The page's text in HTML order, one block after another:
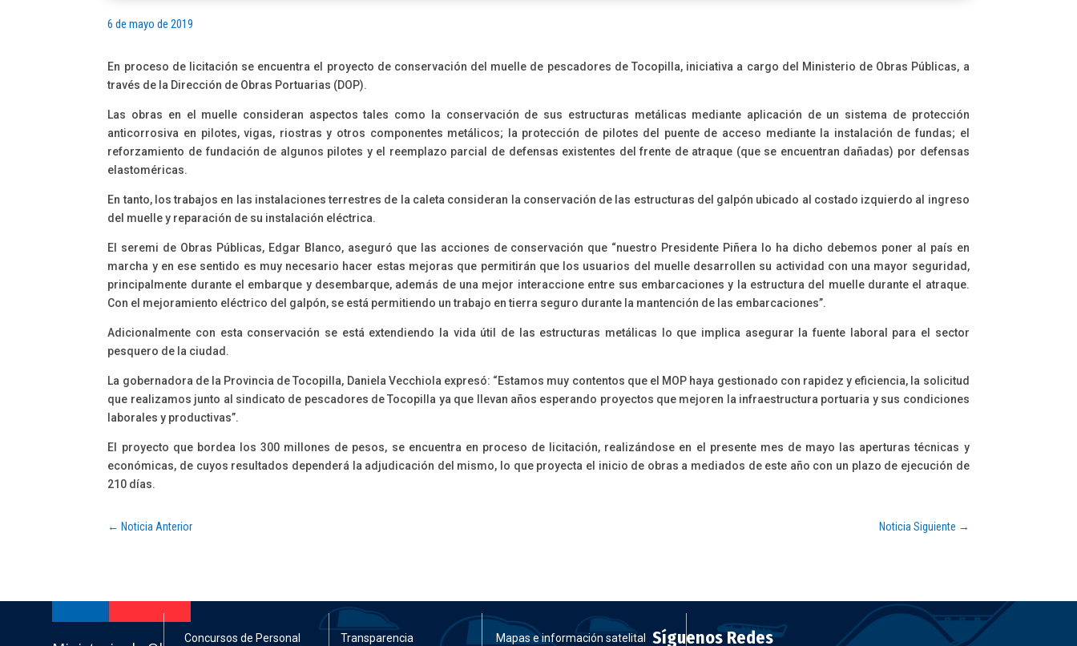
6 de mayo de 2019
En proceso de licitación se encuentra el proyecto de conservación del muelle de pescadores de Tocopilla, iniciativa a cargo del Ministerio de Obras Públicas, a
través de la Dirección de Obras Portuarias (DOP).
Las obras en el muelle consideran aspectos tales como la conservación de sus estructuras metálicas mediante aplicación de un sistema de protección
anticorrosiva en pilotes, vigas, riostras y otros componentes metálicos; la protección de pilotes del puente de acceso mediante la instalación de fundas; el
reforzamiento de fundación de algunos pilotes y el reemplazo parcial de defensas existentes del frente de atraque (que se encuentran dañadas) por defensas
elastoméricas.
En tanto, los trabajos en las instalaciones terrestres de la caleta consideran la conservación de las estructuras del galpón ubicado al costado izquierdo al ingreso
del muelle y reparación de su instalación eléctrica.
El seremi de Obras Públicas, Edgar Blanco, aseguró que las acciones de conservación que “nuestro Presidente Piñera lo ha dicho debemos poner al país en
marcha y en ese sentido es muy necesario hacer estas mejoras que permitirán que los usuarios del muelle desarrollen su actividad con una mayor seguridad,
principalmente durante el embarque y desembarque, además de una mejor interaccione entre sus embarcaciones y la estructura del muelle durante el atraque.
Con el mejoramiento eléctrico del galpón, se está permitiendo un trabajo en tierra seguro durante la mantención de las embarcaciones”.
Adicionalmente con esta conservación se está extendiendo la vida útil de las estructuras metálicas lo que implica asegurar la fuente laboral para el sector
pesquero de la ciudad.
La gobernadora de la Provincia de Tocopilla, Daniela Vecchiola expresó: “Estamos muy contentos que el MOP haya gestionado con rapidez y eficiencia, la solicitud
que realizamos junto al sindicato de pescadores de Tocopilla ya que llevan años esperando proyectos que mejoren la infraestructura portuaria y sus condiciones
laborales y productivas”.
El proyecto que bordea los 300 millones de pesos, se encuentra en proceso de licitación, realizándose en el presente mes de mayo las aperturas técnicas y
económicas, de cuyos resultados dependerá la adjudicación del mismo, lo que proyecta el inicio de obras a mediados de este año con un plazo de ejecución de
210 días.
← Noticia Anterior Noticia Siguiente →
Concursos de Personal Transparencia Mapas e información satelital
Síguenos Redes